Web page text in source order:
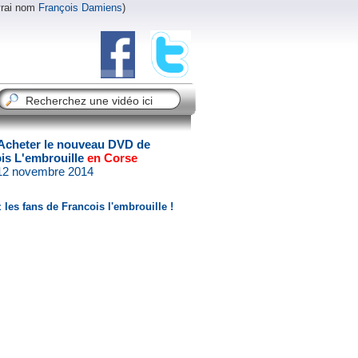
nom François Damiens)
le nouveau DVD de
L'embrouille en Corse
novembre 2014
les fans de Francois l'embrouille !